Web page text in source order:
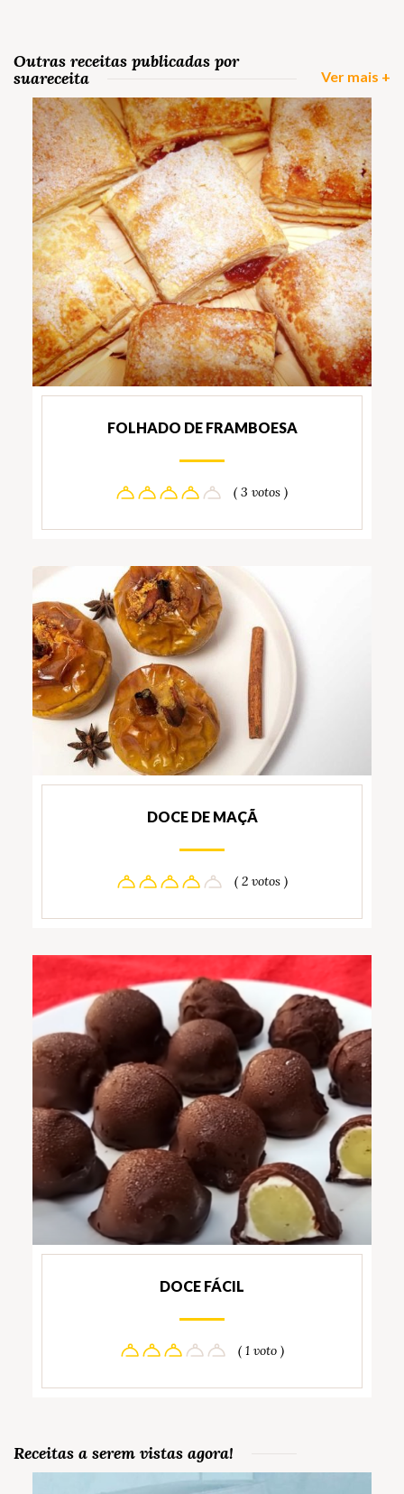
Outras receitas publicadas por
suareceita
Ver mais +
FOLHADO DE FRAMBOESA
( 3 votos )
DOCE DE MAÇÃ
( 2 votos )
DOCE FÁCIL
( 1 voto )
Receitas a serem vistas agora!